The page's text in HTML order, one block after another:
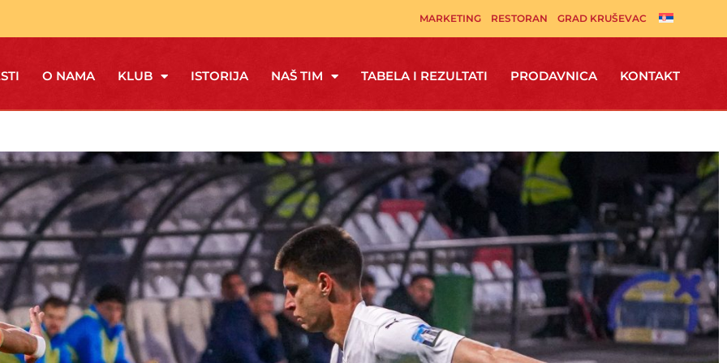
MARKETING RESTORAN GRAD KRUŠEVAC
O NAMA KLUB ISTORIJA NAŠ TIM TABELA I REZULTATI PRODAVNICA KONTAKT